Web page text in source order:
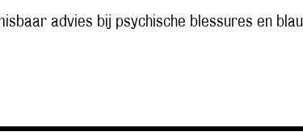
advies bij psychische blessures en